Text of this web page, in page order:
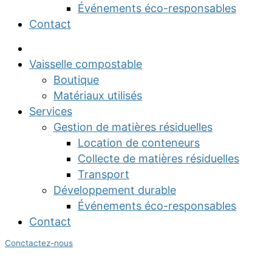
Événements éco-responsables
Contact
Vaisselle compostable
Boutique
Matériaux utilisés
Services
Gestion de matières résiduelles
Location de conteneurs
Collecte de matières résiduelles
Transport
Développement durable
Événements éco-responsables
Contact
Conctactez-nous